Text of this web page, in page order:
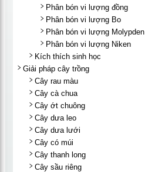
Phân bón vi lượng đồng
Phân bón vi lượng Bo
Phân bón vi lượng Molypden
Phân bón vi lượng Niken
Kích thích sinh học
Giải pháp cây trồng
Cây rau màu
Cây cà chua
Cây ớt chuông
Cây dưa leo
Cây dưa lưới
Cây có múi
Cây thanh long
Cây sầu riêng